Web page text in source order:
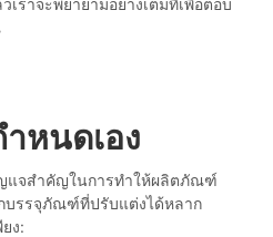
หนดเอง
จสำคัญในการทำให้ผลิตภัณฑ์
บรรจุภัณฑ์ที่ปรับแต่งได้หลาก
ง: